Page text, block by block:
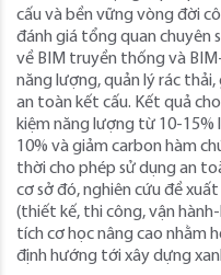
cấu và bền vững vòng đời
đánh giá tổng quan chuyên
về BIM truyền thống và
năng lượng, quản lý rác
an toàn kết cấu. Kết quả
kiệm năng lượng từ 10-15%
10% và giảm carbon hàm
thời cho phép sử dụng an
cơ sở đó, nghiên cứu đề
(thiết kế, thi công, vận
tích cơ học nâng cao nhằm
định hướng tới xây dựng